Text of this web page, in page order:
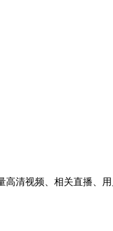
高清视频、相关直播、